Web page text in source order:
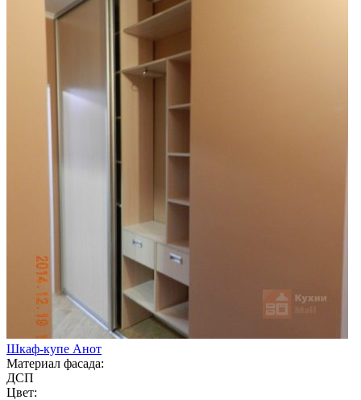
Шкаф-купе Анот
Материал фасада:
ДСП
Цвет: